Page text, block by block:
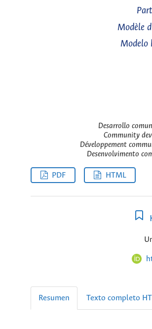
Modèle
Modelo
Desarrollo
Community
Développement
Desenvolvimento
PDF HTML
Resumen Texto completo